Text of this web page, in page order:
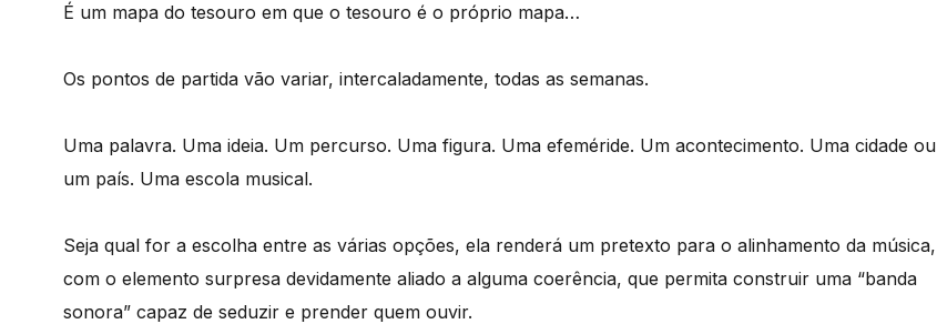
É um mapa do tesouro em que o tesouro é o próprio mapa…
Os pontos de partida vão variar, intercaladamente, todas as semanas.
Uma palavra. Uma ideia. Um percurso. Uma figura. Uma efeméride. Um acontecimento. Uma cidade ou
um país. Uma escola musical.
Seja qual for a escolha entre as várias opções, ela renderá um pretexto para o alinhamento da música,
com o elemento surpresa devidamente aliado a alguma coerência, que permita construir uma “banda
sonora” capaz de seduzir e prender quem ouvir.